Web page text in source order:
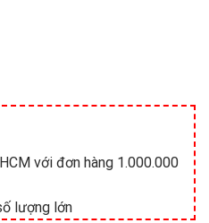
với đơn hàng 1.000.000
lượng lớn